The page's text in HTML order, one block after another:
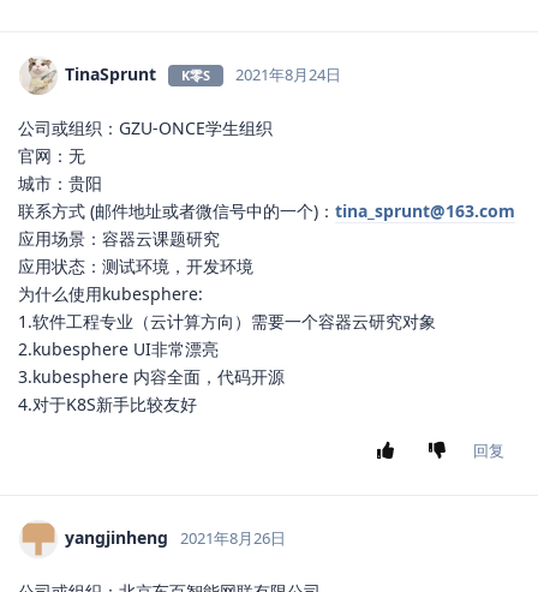
TinaSprunt K零S 2021年8月24日
公司或组织：GZU-ONCE学生组织
官网：无
城市：贵阳
联系方式 (邮件地址或者微信号中的一个)： tina_sprunt@163.com
应用场景：容器云课题研究
应用状态：测试环境，开发环境
为什么使用kubesphere:
1.软件工程专业（云计算方向）需要一个容器云研究对象
2.kubesphere UI非常漂亮
3.kubesphere 内容全面，代码开源
4.对于K8S新手比较友好
回复
yangjinheng 2021年8月26日